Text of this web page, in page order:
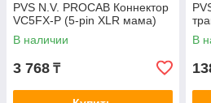
PVS N.V. PROCAB Коннектор
VC5FX-P (5-pin XLR мама)
В наличии
3 768 ₸
В